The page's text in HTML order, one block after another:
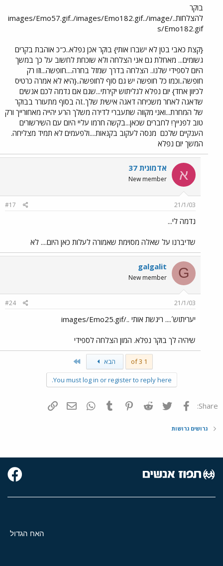
בוקר
להצלחות../images/Emo57.gif../images/Emo182.gif../image
s/Emo182.gif
{קצת כאבי בטן לא ישברו אותי} בוקר אכן נפלא..כ"כ אוהבת בקרים
גשומים... מאחלת גם אני הצלחה ולא שוכחת לחשוב על כך במשך
היום לספידי שלנו.. הצלחה בדרך שמזל בחרה....חופשה...וזו רק
חופשה..וכמו כל חופשה יש גם סוף לחופשה..{היא לא אמרה כרטיס
לכיוון אחד} יום נפלא לגליתוש יקירתי...שגם אם נדמה לכם אנשים
שדאגה לאחר משכיחה דאגה אישית שלך..זה בסוף מתעורר בבוקר
של המחרת...ואני מקווה שתעברי לדירה משלך הרע יהייה מאחורייך ורק
טוב לפנייך! לחברים שכאן...בקשה חרמו עליי היום עם השירשורים
הענקיים שלכם מנסה לעקוב בקנאות....ולפעמים לא תמיד מצליחה.
המשך יום נפלא
א אדמונית 37
New member
21/1/03
#17
נדמה לי...
שדיברנו על שאלה מסוימת שאמורה לעלות כאן היום.... לא
G
galgalit
New member
21/1/03
#24
יעריתוש´.... ריגשת אותי ../images/Emo25.gif
שיהיה לך בוקר נפלא. המון הצלחה לספידי
1 of 3 הבא
You must log in or register to reply here.
Share: פייסבוק Twitter
Reddit
Pinterest
Tumblr
WhatsAppדואר אלקטרוני
גרושים גרושות
האח הגדול